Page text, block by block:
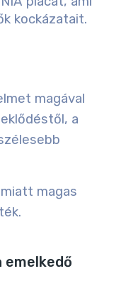
kockázatait.
magával
a
magas
emelkedő